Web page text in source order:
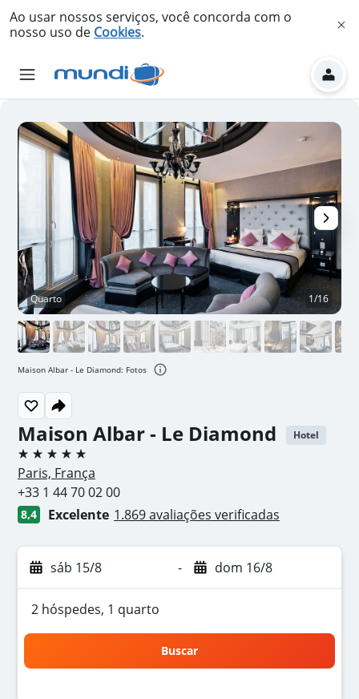
Ao usar nossos serviços, você concorda com o
nosso uso de Cookies.
Maison Albar - Le Diamond Hotel
5 estrelas
Paris, França
+33 1 44 70 02 00
8,4 Excelente 1.869 avaliações verificadas
sáb 15/8 - dom 16/8
2 hóspedes, 1 quarto
Buscar
Quarto 1/16
Maison Albar - Le Diamond: Fotos